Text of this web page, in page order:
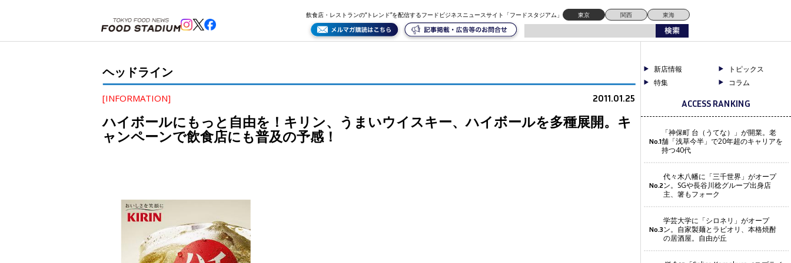
飲食店・レストランの“トレンド”を配信するフードビジネスニュースサイト「フードスタジアム」 東京 関西 東海
ヘッドライン
[INFORMATION] 2011.01.25
ハイボールにもっと自由を！キリン、うまいウイスキー、ハイボールを多種展開。キ
ャンペーンで飲食店にも普及の予感！
新店情報
トピックス
特集
コラム
ACCESS RANKING
No.1
「神保町 台（うてな）」が開業。老
舗「浅草今半」で20年超のキャリアを
持つ40代
No.2
代々木八幡に「三千世界」がオープ
ン。SGや長谷川稔グループ出身店
主、箸もフォーク
No.3
学芸大学に「シロネリ」がオープ
ン。自家製麺とラビオリ、本格焼酎
の居酒屋。自由が丘